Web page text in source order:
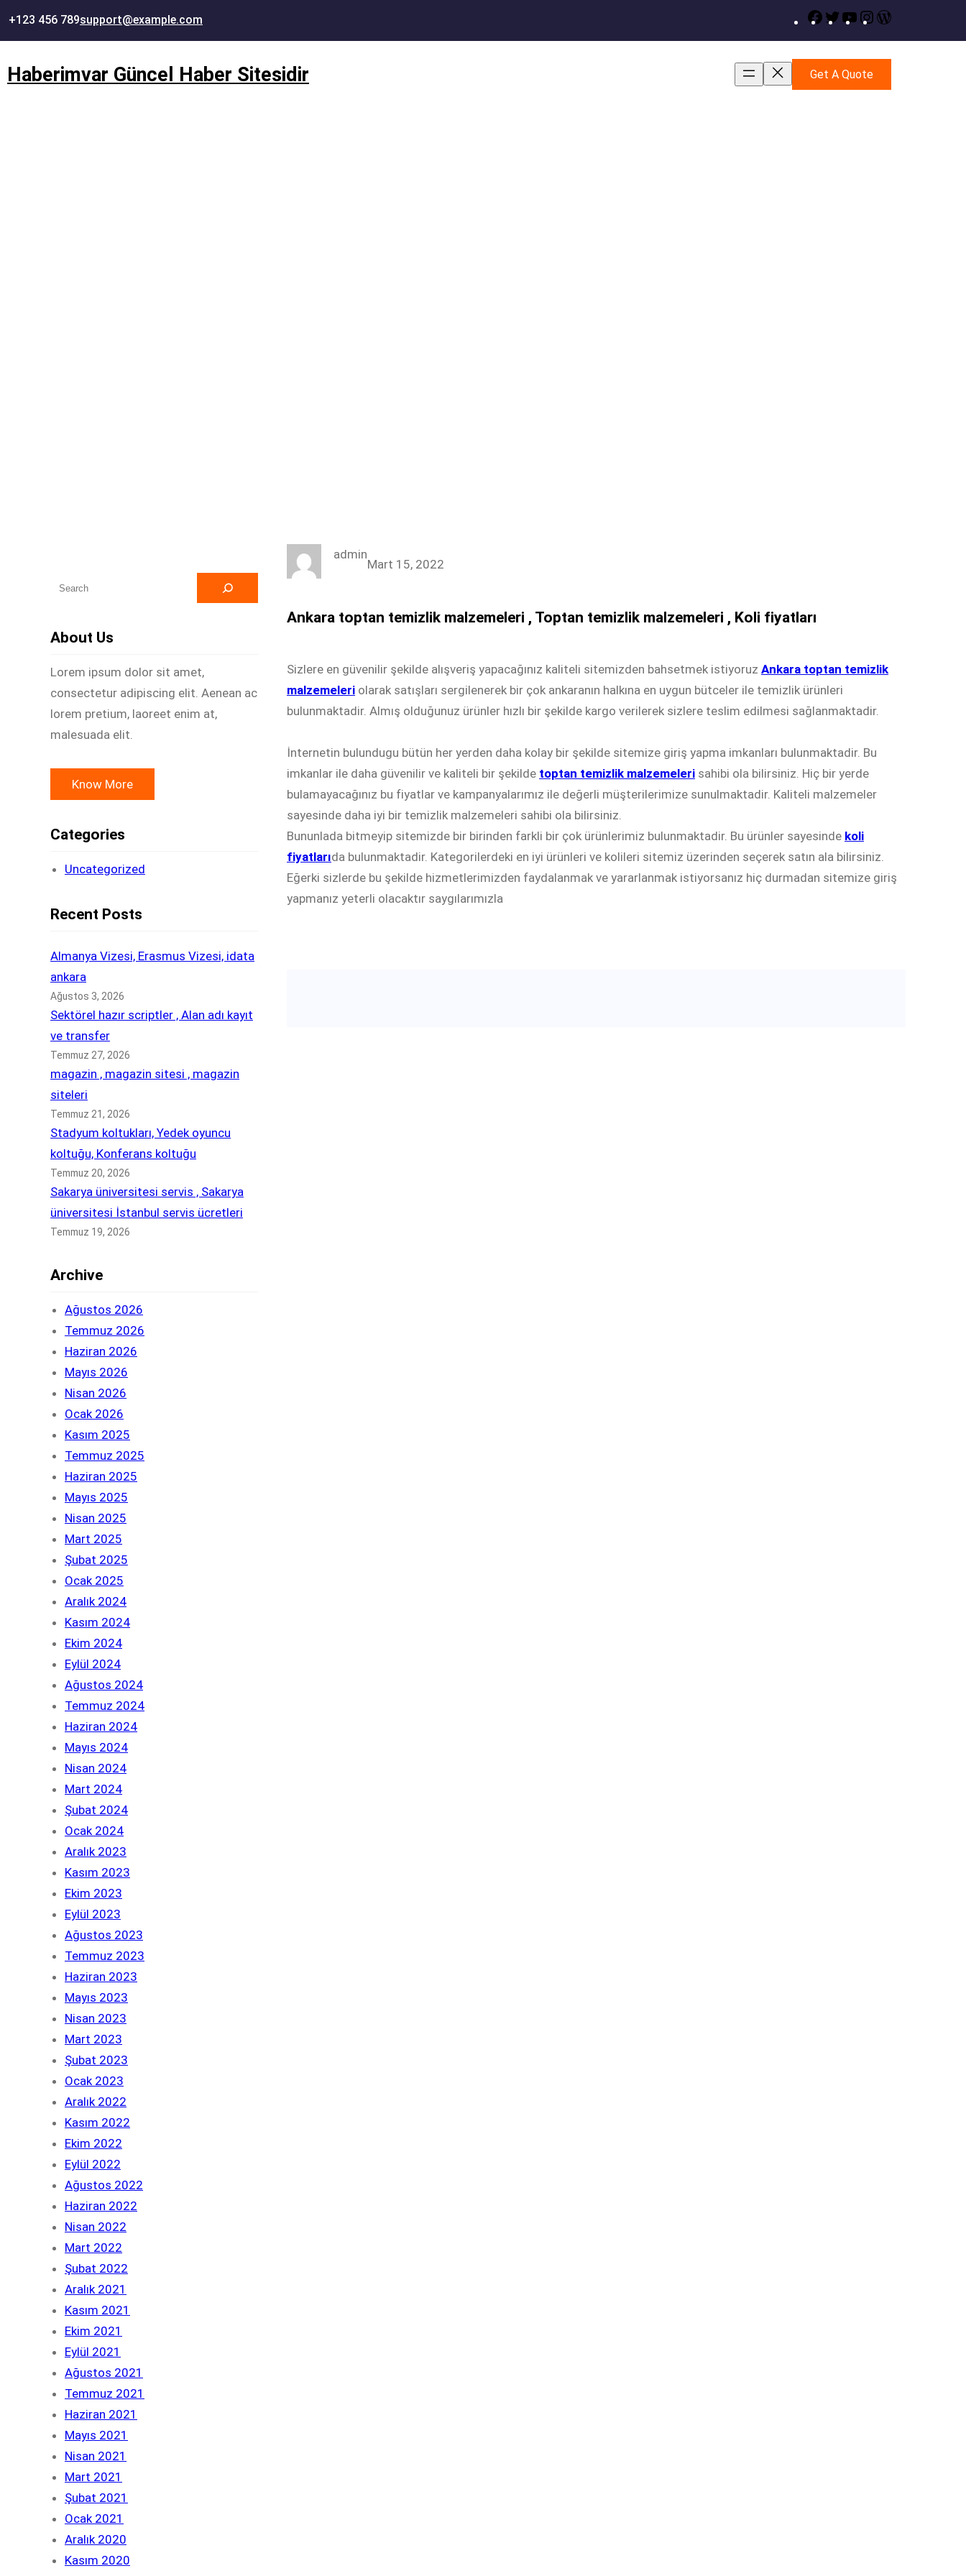
+123 456 789support@example.com Facebook
Twitter
YouTube
Instagram
Haberimvar Güncel Haber Sitesidir Get A Quote
About Us
Lorem ipsum dolor sit amet,
consectetur adipiscing elit. Aenean ac
lorem pretium, laoreet enim at,
malesuada elit.
Know More
Categories
Uncategorized
Recent Posts
Almanya Vizesi, Erasmus Vizesi, idata
ankara
Ağustos 3, 2026
Sektörel hazır scriptler , Alan adı kayıt
ve transfer
Temmuz 27, 2026
magazin , magazin sitesi , magazin
siteleri
Temmuz 21, 2026
Stadyum koltukları, Yedek oyuncu
koltuğu, Konferans koltuğu
Temmuz 20, 2026
Sakarya üniversitesi servis , Sakarya
üniversitesi İstanbul servis ücretleri
Temmuz 19, 2026
Archive
Ağustos 2026
Temmuz 2026
Haziran 2026
Mayıs 2026
Nisan 2026
Ocak 2026
Kasım 2025
Temmuz 2025
Haziran 2025
Mayıs 2025
Nisan 2025
Mart 2025
Şubat 2025
Ocak 2025
Aralık 2024
Kasım 2024
Ekim 2024
Eylül 2024
Ağustos 2024
Temmuz 2024
Haziran 2024
Mayıs 2024
Nisan 2024
Mart 2024
Şubat 2024
Ocak 2024
Aralık 2023
Kasım 2023
Ekim 2023
Eylül 2023
Ağustos 2023
Temmuz 2023
Haziran 2023
Mayıs 2023
Nisan 2023
Mart 2023
Şubat 2023
Ocak 2023
Aralık 2022
Kasım 2022
Ekim 2022
Eylül 2022
Ağustos 2022
Haziran 2022
Nisan 2022
Mart 2022
Şubat 2022
Aralık 2021
Kasım 2021
Ekim 2021
Eylül 2021
Ağustos 2021
Temmuz 2021
Haziran 2021
Mayıs 2021
Nisan 2021
Mart 2021
Şubat 2021
Ocak 2021
Aralık 2020
Kasım 2020
admin
Mart 15, 2022
Ankara toptan temizlik malzemeleri , Toptan temizlik malzemeleri , Koli fiyatları
Sizlere en güvenilir şekilde alışveriş yapacağınız kaliteli sitemizden bahsetmek istiyoruz Ankara toptan temizlik
malzemeleri olarak satışları sergilenerek bir çok ankaranın halkına en uygun bütceler ile temizlik ürünleri
bulunmaktadir. Almış olduğunuz ürünler hızlı bir şekilde kargo verilerek sizlere teslim edilmesi sağlanmaktadir.
İnternetin bulundugu bütün her yerden daha kolay bir şekilde sitemize giriş yapma imkanları bulunmaktadir. Bu
imkanlar ile daha güvenilir ve kaliteli bir şekilde toptan temizlik malzemeleri sahibi ola bilirsiniz. Hiç bir yerde
bulamayacağınız bu fiyatlar ve kampanyalarımız ile değerli müşterilerimize sunulmaktadir. Kaliteli malzemeler
sayesinde daha iyi bir temizlik malzemeleri sahibi ola bilirsiniz.
Bununlada bitmeyip sitemizde bir birinden farkli bir çok ürünlerimiz bulunmaktadir. Bu ürünler sayesinde koli
fiyatlarıda bulunmaktadir. Kategorilerdeki en iyi ürünleri ve kolileri sitemiz üzerinden seçerek satın ala bilirsiniz.
Eğerki sizlerde bu şekilde hizmetlerimizden faydalanmak ve yararlanmak istiyorsanız hiç durmadan sitemize giriş
yapmanız yeterli olacaktır saygılarımızla